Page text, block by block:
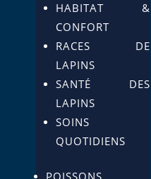
HABITAT &
CONFORT
RACES DE
LAPINS
SANTÉ DES
LAPINS
SOINS
QUOTIDIENS